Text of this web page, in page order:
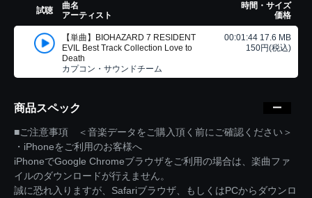
試聴
曲名
アーティスト
時間・サイズ
価格
【単曲】BIOHAZARD 7 RESIDENT
EVIL Best Track Collection Love to
Death
カプコン・サウンドチーム
00:01:44 17.6 MB
150円(税込)
商品スペック
■ご注意事項 ＜音楽データをご購入頂く前にご確認ください＞
・iPhoneをご利用のお客様へ
iPhoneでGoogle Chromeブラウザをご利用の場合は、楽曲ファ
イルのダウンロードが行えません。
誠に恐れ入りますが、Safariブラウザ、もしくはPCからダウンロ